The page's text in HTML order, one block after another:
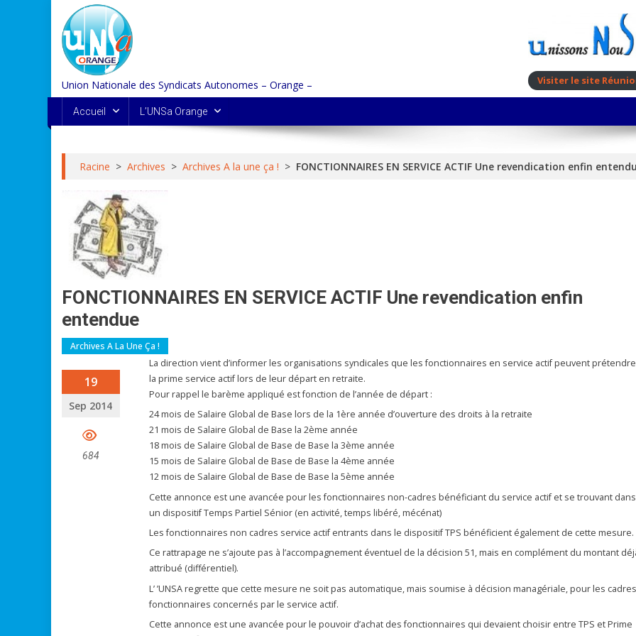
content
Union Nationale des Syndicats Autonomes – Orange – Visiter le site
Accueil L’UNSa Orange
Racine > Archives > Archives A la une ça ! > FONCTIONNAIRES EN SERVICE ACTIF Une revendication enfin
FONCTIONNAIRES EN SERVICE ACTIF Une revendication enfin
entendue
Archives A La Une Ça !
19
Sep 2014
684
La direction vient d’informer les organisations syndicales que les fonctionnaires en service actif peuvent
la prime service actif lors de leur départ en retraite.
Pour rappel le barème appliqué est fonction de l’année de départ :
24 mois de Salaire Global de Base lors de la 1ère année d’ouverture des droits à la retraite
21 mois de Salaire Global de Base la 2ème année
18 mois de Salaire Global de Base de Base la 3ème année
15 mois de Salaire Global de Base de Base la 4ème année
12 mois de Salaire Global de Base de Base la 5ème année
Cette annonce est une avancée pour les fonctionnaires non-cadres bénéficiant du service actif et se trouvant dans
un dispositif Temps Partiel Sénior (en activité, temps libéré, mécénat)
Les fonctionnaires non cadres service actif entrants dans le dispositif TPS bénéficient également de cette mesure.
Ce rattrapage ne s’ajoute pas à l’accompagnement éventuel de la décision 51, mais en complément du montant
attribué (différentiel).
L’ ’UNSA regrette que cette mesure ne soit pas automatique, mais soumise à décision managériale, pour les cadres
fonctionnaires concernés par le service actif.
Cette annonce est une avancée pour le pouvoir d’achat des fonctionnaires qui devaient choisir entre TPS et Prime